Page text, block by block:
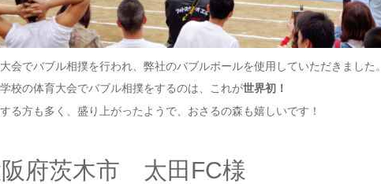
会でバブル相撲を行われ、弊社のバブルボールを使用していただきました。
校の体育大会でバブル相撲をするのは、これが世界初！
る方も多く、盛り上がったようで、おさるの森も嬉しいです！
府茨木市 太田FC様